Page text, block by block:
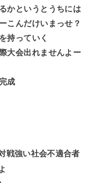
かというとうちには
こんだけいまっせ？
持っていく
大会出れませんよー
成
戦強い社会不適合者